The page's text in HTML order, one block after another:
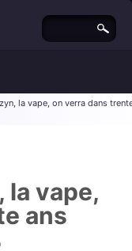
la vape, on verra dans
la vape,
ans